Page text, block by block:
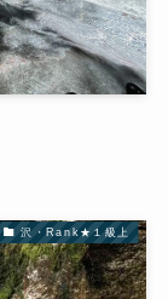
沢・Rank★１級上